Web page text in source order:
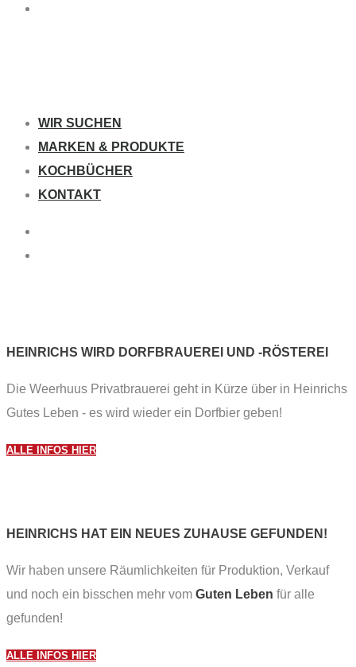
WIR SUCHEN
MARKEN & PRODUKTE
KOCHBÜCHER
KONTAKT
HEINRICHS WIRD DORF­BRAUEREI UND -RÖSTEREI
Die Weerhuus Privatbrauerei geht in Kürze über in Heinrichs
Gutes Leben - es wird wieder ein Dorfbier geben!
ALLE INFOS HIER
HEINRICHS HAT EIN NEUES ZUHAUSE GEFUNDEN!
Wir haben unsere Räumlichkeiten für Produktion, Verkauf
und noch ein bisschen mehr vom Guten Leben für alle
gefunden!
ALLE INFOS HIER